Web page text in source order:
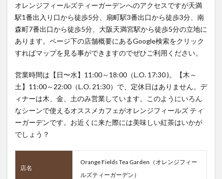
オレンジフィールズティーガーデンへのアクセスですが天満
駅1番出入り口から徒歩5分、扇町駅3番出口から徒歩3分、南
森町7番出口から徒歩5分、大阪天満宮駅から徒歩5分の立地に
あります。ページ下の店舗概要にあるGoogle検索をクリック
すればマップを見る事ができますのでぜひご利用ください。
営業時間は【日〜水】11:00～18:00（L.O. 17:30 )。【木～
土】11:00～22:00（L.O. 21:30）で、定休日はありません。デ
ィナーは木、金、土のみ営業しています。このようにいろん
なシーンで使えるオススメカフェがオレンジフィールズ ティ
ーガーデンです。お近くに来た際には美味しい紅茶はいかが
でしょう？
店名
Orange Fields Tea Garden（オレンジフィー
ルズティーガーデン）